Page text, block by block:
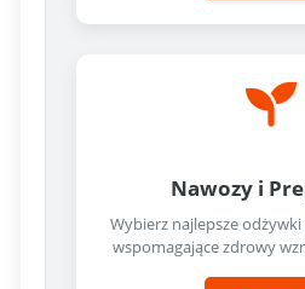
Nawozy i
Wybierz najlepsze
wspomagające zdrowy